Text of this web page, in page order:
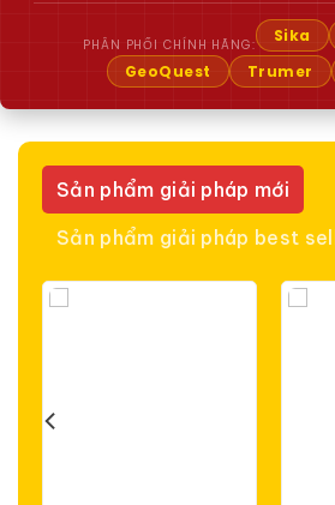
PHÂN PHỐI CHÍNH HÃNG: Sika
GeoQuest
Trumer
Sản phẩm giải pháp mới
Sản phẩm giải pháp best